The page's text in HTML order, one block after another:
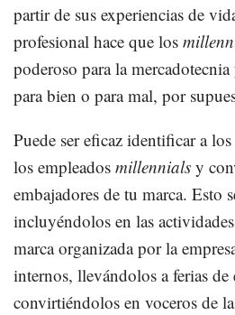
partir de sus experiencias de
profesional hace que los
poderoso para la
para bien o para mal, por
Puede ser eficaz identificar a
los empleados millennials y
embajadores de tu marca. Esto
incluyéndolos en las
marca organizada por la
internos, llevándolos a ferias de
convirtiéndolos en voceros de